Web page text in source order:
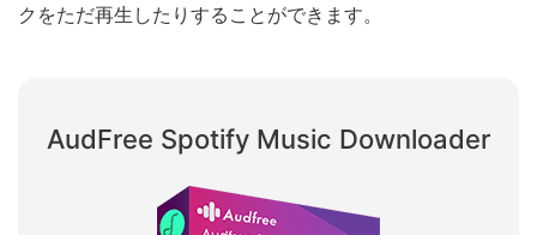
クをただ再生したりすることができます。
AudFree Spotify Music Downloader